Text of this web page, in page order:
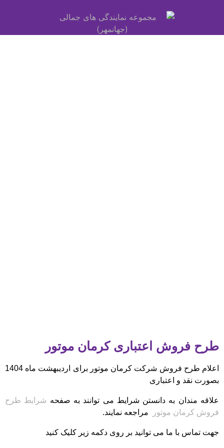
طرح فروش اعتباری کرمان موتور
اعلام طرح فروش شرکت کرمان موتور
برای اردیبهشت ماه 1404
بصورت نقد و اعتباری
علاقه مندان به دانستن شرایط می توانند به صفحه شرایط طرح
فروش کرمان موتور
مراجعه نمایند.
جهت تماس با ما می توانید بر روی دکمه زیر کلیک کنید